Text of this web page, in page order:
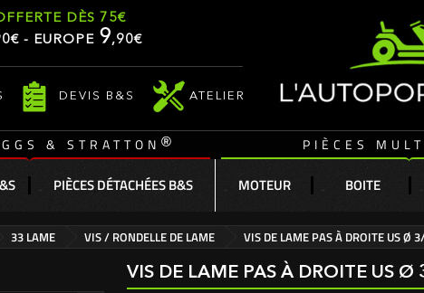
DÈS 75€
€ - EUROPE 9,90€
DEVIS B&S ATELIER
& STRATTON ® PIÈCES
PIÈCES DÉTACHÉES B&S MOTEUR BOITE
33 LAME VIS / RONDELLE DE LAME VIS DE LAME PAS À DROITE US
VIS DE LAME PAS À DROITE US